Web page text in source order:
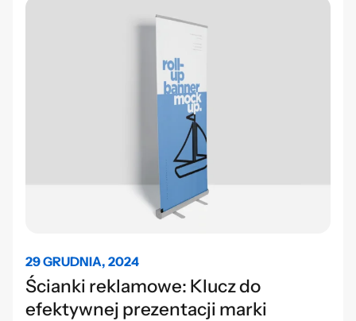
29 GRUDNIA, 2024
Ścianki reklamowe: Klucz do
efektywnej prezentacji marki